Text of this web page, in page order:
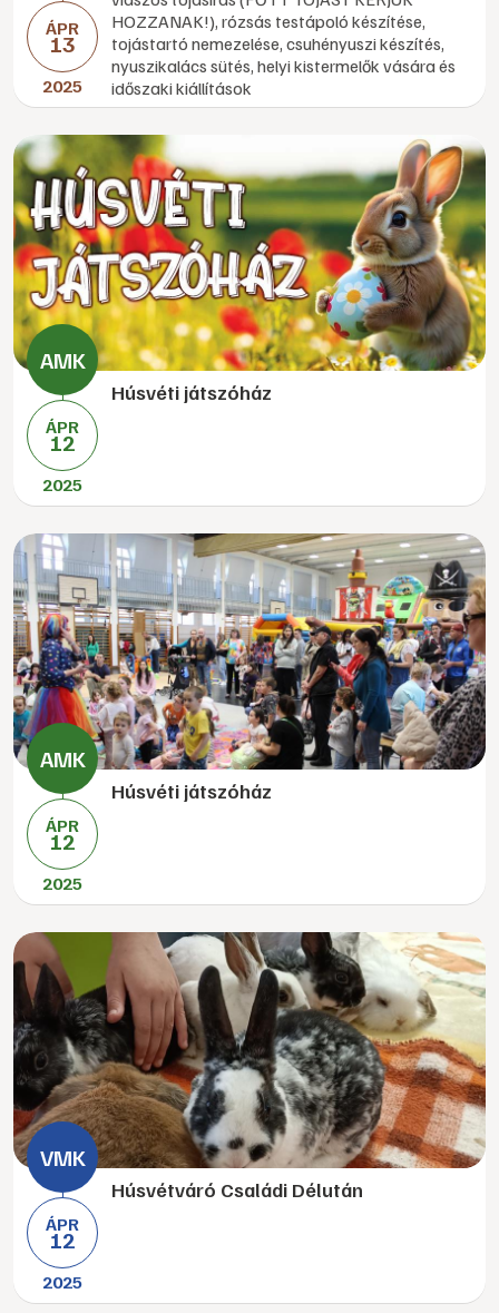
ÁPR
13
2025
HOZZANAK!), rózsás testápoló készítése,
tojástartó nemezelése, csuhényuszi készítés,
nyuszikalács sütés, helyi kistermelők vására és
időszaki kiállítások
ÁPR
12
2025
Húsvéti játszóház
ÁPR
12
2025
Húsvéti játszóház
ÁPR
12
2025
Húsvétváró Családi Délután